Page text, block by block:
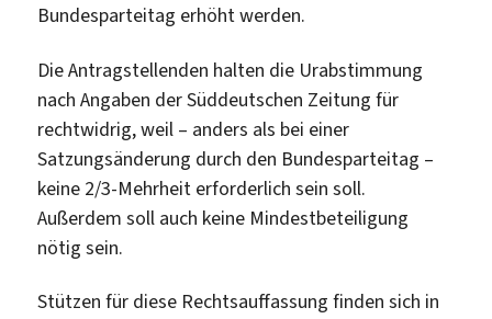
Bundesparteitag erhöht werden.
Die Antragstellenden halten die Urabstimmung
nach Angaben der Süddeutschen Zeitung für
rechtwidrig, weil – anders als bei einer
Satzungsänderung durch den Bundesparteitag –
keine 2/3-Mehrheit erforderlich sein soll.
Außerdem soll auch keine Mindestbeteiligung
nötig sein.
Stützen für diese Rechtsauffassung finden sich in